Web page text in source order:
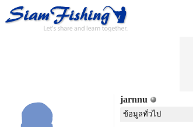
jarnnu
ข้อมูลทั่วไป